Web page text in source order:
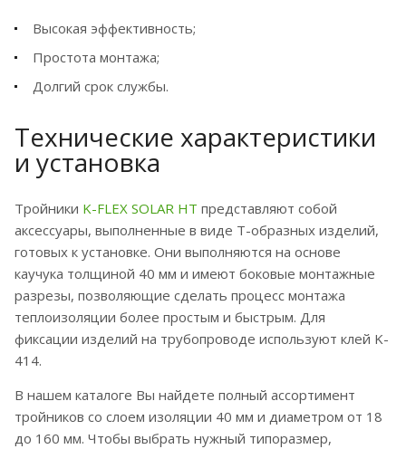
Высокая эффективность;
Простота монтажа;
Долгий срок службы.
Технические характеристики
и установка
Тройники K-FLEX SOLAR HT представляют собой
аксессуары, выполненные в виде Т-образных изделий,
готовых к установке. Они выполняются на основе
каучука толщиной 40 мм и имеют боковые монтажные
разрезы, позволяющие сделать процесс монтажа
теплоизоляции более простым и быстрым. Для
фиксации изделий на трубопроводе используют клей K-
414.
В нашем каталоге Вы найдете полный ассортимент
тройников со слоем изоляции 40 мм и диаметром от 18
до 160 мм. Чтобы выбрать нужный типоразмер,